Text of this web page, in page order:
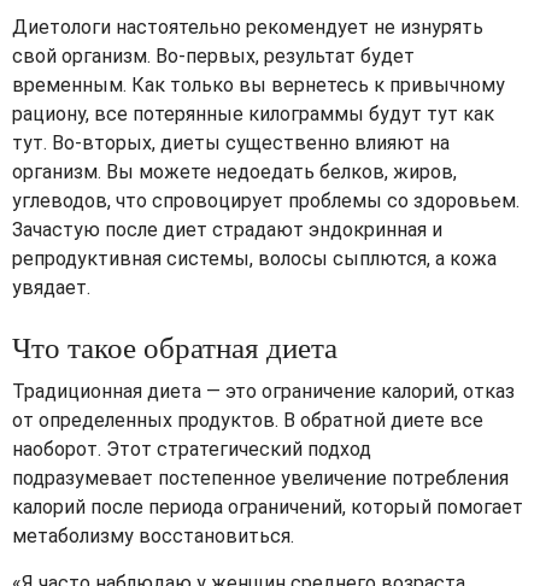
Диетологи настоятельно рекомендует не изнурять
свой организм. Во-первых, результат будет
временным. Как только вы вернетесь к привычному
рациону, все потерянные килограммы будут тут как
тут. Во-вторых, диеты существенно влияют на
организм. Вы можете недоедать белков, жиров,
углеводов, что спровоцирует проблемы со здоровьем.
Зачастую после диет страдают эндокринная и
репродуктивная системы, волосы сыплются, а кожа
увядает.
Что такое обратная диета
Традиционная диета — это ограничение калорий, отказ
от определенных продуктов. В обратной диете все
наоборот. Этот стратегический подход
подразумевает постепенное увеличение потребления
калорий после периода ограничений, который помогает
метаболизму восстановиться.